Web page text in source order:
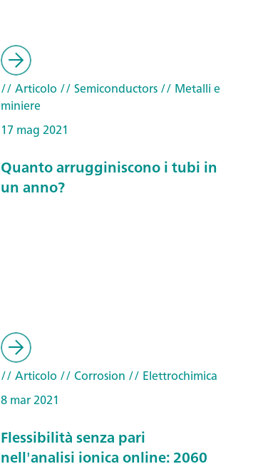
// Articolo // Semiconductors// Metalli e
miniere
17 mag 2021
Quanto arrugginiscono i tubi in
un anno?
// Articolo // Corrosion // Elettrochimica
8 mar 2021
Flessibilità senza pari
nell'analisi ionica online: 2060